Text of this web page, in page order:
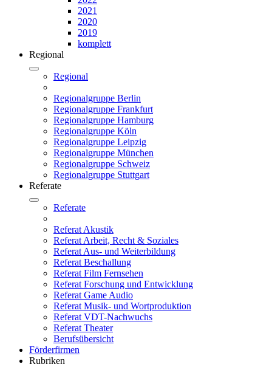
2021
2020
2019
komplett
Regional
Regional
Regionalgruppe Berlin
Regionalgruppe Frankfurt
Regionalgruppe Hamburg
Regionalgruppe Köln
Regionalgruppe Leipzig
Regionalgruppe München
Regionalgruppe Schweiz
Regionalgruppe Stuttgart
Referate
Referate
Referat Akustik
Referat Arbeit, Recht & Soziales
Referat Aus- und Weiterbildung
Referat Beschallung
Referat Film Fernsehen
Referat Forschung und Entwicklung
Referat Game Audio
Referat Musik- und Wortproduktion
Referat VDT-Nachwuchs
Referat Theater
Berufsübersicht
Förderfirmen
Rubriken